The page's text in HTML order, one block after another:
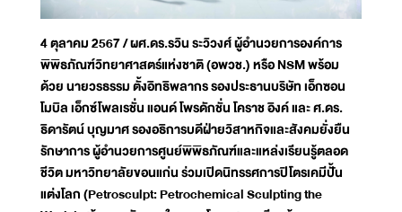
4 ตุลาคม 2567 / ผศ.ดร.รวิน ระวิวงศ์ ผู้อำนวยการองค์การ
พิพิธภัณฑ์วิทยาศาสตร์แห่งชาติ (อพวช.) หรือ NSM พร้อม
ด้วย นายวรธรรม ตั้งอิทธิพลากร รองประธานบริษัท เอ็กซอน
โมบิล เอ็กซ์โพลเรชั่น แอนด์ โพรดักชั่น โคราช อิงค์ และ ศ.ดร.
ธิดารัตน์ บุญมาศ รองอธิการบดีฝ่ายวิสาหกิจและสังคมยั่งยืน
รักษาการ ผู้อำนวยการศูนย์พิพิธภัณฑ์และแหล่งเรียนรู้ตลอด
ชีวิต มหาวิทยาลัยขอนแก่น ร่วมเปิดนิทรรศการปิโตรเคมีปั้น
แต่งโลก (Petrosculpt: Petrochemical Sculpting the